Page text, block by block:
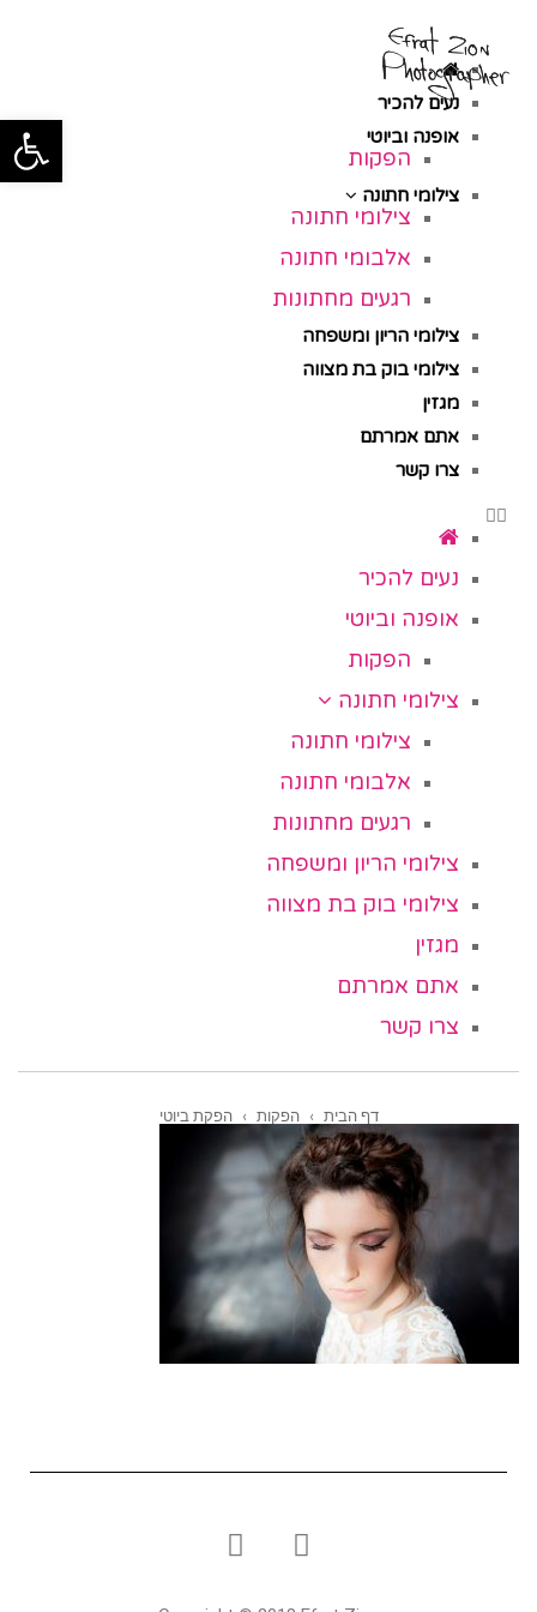
נעים להכיר
אופנה וביוטי
הפקות
צילומי חתונה
צילומי חתונה
אלבומי חתונה
רגעים מחתונות
צילומי הריון ומשפחה
צילומי בוק בת מצווה
מגזין
אתם אמרתם
צרו קשר
נעים להכיר
אופנה וביוטי
הפקות
צילומי חתונה
צילומי חתונה
אלבומי חתונה
רגעים מחתונות
צילומי הריון ומשפחה
צילומי בוק בת מצווה
מגזין
אתם אמרתם
צרו קשר
דף הבית › הפקות › הפקת ביוטי
פתח